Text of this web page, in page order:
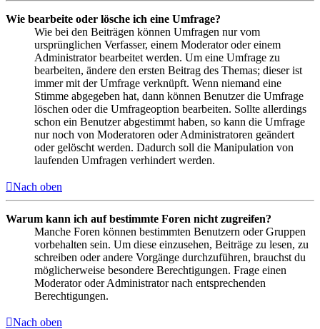
Wie bearbeite oder lösche ich eine Umfrage?
Wie bei den Beiträgen können Umfragen nur vom
ursprünglichen Verfasser, einem Moderator oder einem
Administrator bearbeitet werden. Um eine Umfrage zu
bearbeiten, ändere den ersten Beitrag des Themas; dieser ist
immer mit der Umfrage verknüpft. Wenn niemand eine
Stimme abgegeben hat, dann können Benutzer die Umfrage
löschen oder die Umfrageoption bearbeiten. Sollte allerdings
schon ein Benutzer abgestimmt haben, so kann die Umfrage
nur noch von Moderatoren oder Administratoren geändert
oder gelöscht werden. Dadurch soll die Manipulation von
laufenden Umfragen verhindert werden.
Nach oben
Warum kann ich auf bestimmte Foren nicht zugreifen?
Manche Foren können bestimmten Benutzern oder Gruppen
vorbehalten sein. Um diese einzusehen, Beiträge zu lesen, zu
schreiben oder andere Vorgänge durchzuführen, brauchst du
möglicherweise besondere Berechtigungen. Frage einen
Moderator oder Administrator nach entsprechenden
Berechtigungen.
Nach oben